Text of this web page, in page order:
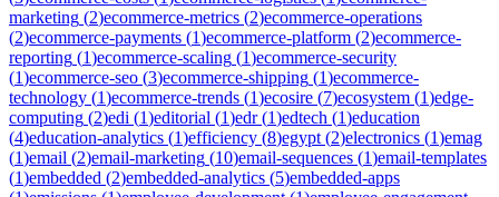
marketing (2)ecommerce-metrics (2)ecommerce-operations
(2)ecommerce-payments (1)ecommerce-platform (2)ecommerce-
reporting (1)ecommerce-scaling (1)ecommerce-security
(1)ecommerce-seo (3)ecommerce-shipping (1)ecommerce-
technology (1)ecommerce-trends (1)ecosire (7)ecosystem (1)edge-
computing (2)edi (1)editorial (1)edr(1)edtech (1)education
(4)education-analytics (1)efficiency (8)egypt (2)electronics (1)emag
(1)email (2)email-marketing (10)email-sequences (1)email-templates
(1)embedded (2)embedded-analytics (5)embedded-apps